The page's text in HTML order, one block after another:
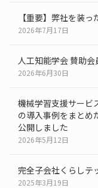
【重要】弊社を装
2026年7月17日
人工知能学会 賛助
2026年6月30日
機械学習支援サービ
の導入事例をまとめ
公開しました
2026年5月12日
完全子会社くらしテ
2025年3月19日